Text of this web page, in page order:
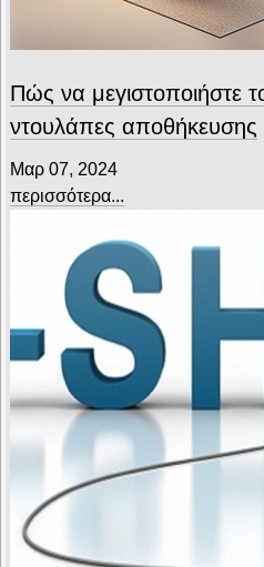
Πώς να μεγιστοποιήστε
ντουλάπες αποθήκευσης
Μαρ 07, 2024
περισσότερα...